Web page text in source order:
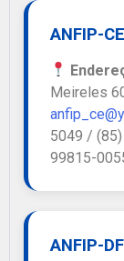
ANFIP-CE
Meireles
5049 /
99815-
ANFIP-DF